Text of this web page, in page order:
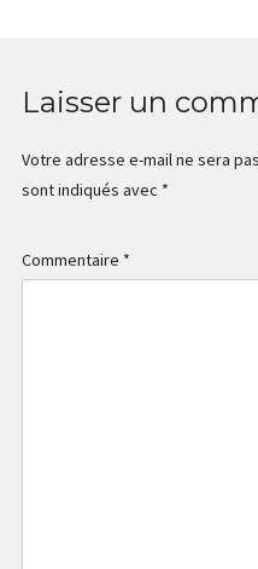
Laisser un
Votre adresse e-mail ne sera
sont indiqués avec *
Commentaire *